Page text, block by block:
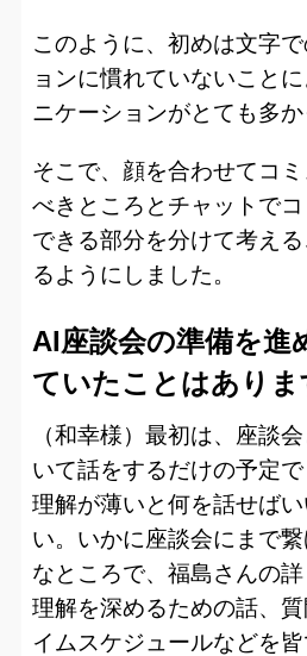
このように、初めは文字
ョンに慣れていないこと
ニケーションがとても多か
そこで、顔を合わせてコ
べきところとチャットで
できる部分を分けて考え
るようにしました。
AI座談会の準備を進
ていたことはありま
（和幸様）最初は、座談
いて話をするだけの予定
理解が薄いと何を話せば
い。いかに座談会にまで
なところで、福島さんの
理解を深めるための話、
イムスケジュールなどを